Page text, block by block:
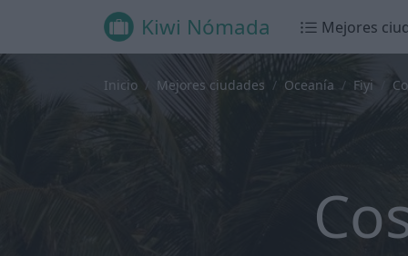
Kiwi Nómada Mejores
Inicio Mejores ciudades Oceanía Fiyi